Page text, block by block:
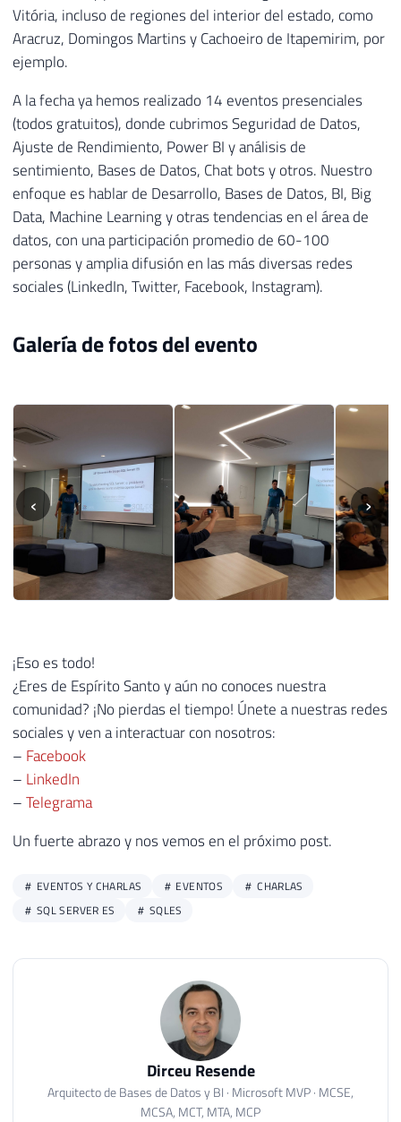
Vitória, incluso de regiones del interior del estado, como
Aracruz, Domingos Martins y Cachoeiro de Itapemirim, por
ejemplo.
A la fecha ya hemos realizado 14 eventos presenciales
(todos gratuitos), donde cubrimos Seguridad de Datos,
Ajuste de Rendimiento, Power BI y análisis de
sentimiento, Bases de Datos, Chat bots y otros. Nuestro
enfoque es hablar de Desarrollo, Bases de Datos, BI, Big
Data, Machine Learning y otras tendencias en el área de
datos, con una participación promedio de 60-100
personas y amplia difusión en las más diversas redes
sociales (LinkedIn, Twitter, Facebook, Instagram).
Galería de fotos del evento
‹ ›
¡Eso es todo!
¿Eres de Espírito Santo y aún no conoces nuestra
comunidad? ¡No pierdas el tiempo! Únete a nuestras redes
sociales y ven a interactuar con nosotros:
– Facebook
– LinkedIn
–Telegrama
Un fuerte abrazo y nos vemos en el próximo post.
EVENTOS Y CHARLAS EVENTOS
CHARLAS
SQL SERVER ES
SQLES
Dirceu Resende
Arquitecto de Bases de Datos y BI · Microsoft MVP · MCSE,
MCSA, MCT, MTA, MCP